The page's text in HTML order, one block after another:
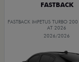
FASTBACK
FASTBACK IMPETUS TURBO 200
AT 2026
2026/2026